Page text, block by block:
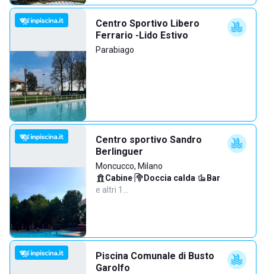
Centro Sportivo Libero
Ferrario -Lido Estivo
Parabiago
Centro sportivo Sandro
Berlinguer
Moncucco, Milano
Cabine· Doccia calda· Bar·
e altri 1…
Piscina Comunale di Busto
Garolfo